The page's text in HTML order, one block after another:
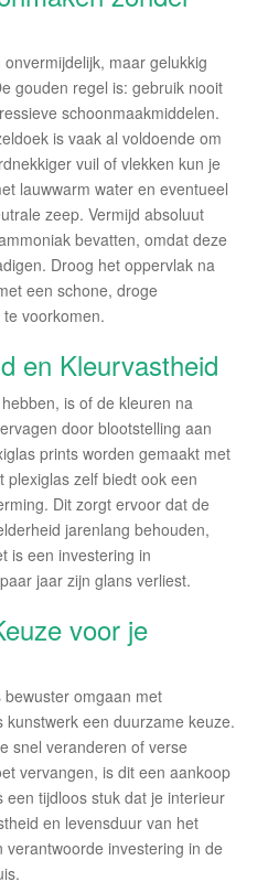
maar gelukkig
gouden regel is: gebruik nooit
schoonmaakmiddelen.
is vaak al voldoende om
vuil of vlekken kun je
lauwwarm water en eventueel
zeep. Vermijd absoluut
bevatten, omdat deze
Droog het oppervlak na
een schone, droge
voorkomen.
en Kleurvastheid
is of de kleuren na
door blootstelling aan
prints worden gemaakt met
plexiglas zelf biedt ook een
Dit zorgt ervoor dat de
jarenlang behouden,
is een investering in
jaar zijn glans verliest.
voor je
omgaan met
een duurzame keuze.
snel veranderen of verse
vervangen, is dit een aankoop
tijdloos stuk dat je interieur
en levensduur van het
investering in de